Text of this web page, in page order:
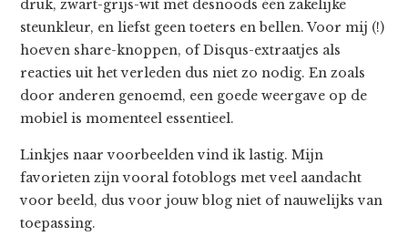
druk, zwart-grijs-wit met desnoods één zakelijke
steunkleur, en liefst geen toeters en bellen. Voor mij (!)
hoeven share-knoppen, of Disqus-extraatjes als
reacties uit het verleden dus niet zo nodig. En zoals
door anderen genoemd, een goede weergave op de
mobiel is momenteel essentieel.
Linkjes naar voorbeelden vind ik lastig. Mijn
favorieten zijn vooral fotoblogs met veel aandacht
voor beeld, dus voor jouw blog niet of nauwelijks van
toepassing.